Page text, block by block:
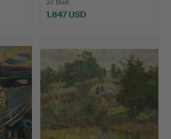
1.847 USD